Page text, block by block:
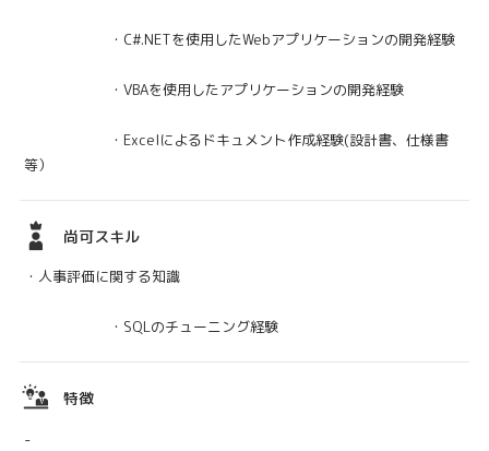
・C#.NETを使用したWebアプリケーションの開発経験
・VBAを使用したアプリケーションの開発経験
・Excelによるドキュメント作成経験(設計書、仕様書
等）
尚可スキル
・人事評価に関する知識
・SQLのチューニング経験
特徴
-